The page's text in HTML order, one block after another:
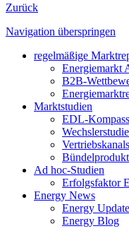
Zurück
Navigation überspringen
regelmäßige
Energiemarkt
B2B-
Marktstudien
EDL-Kompass
Ad hoc-Studien
Erfolgsfaktor
Energy News
Energy
Energy Blog